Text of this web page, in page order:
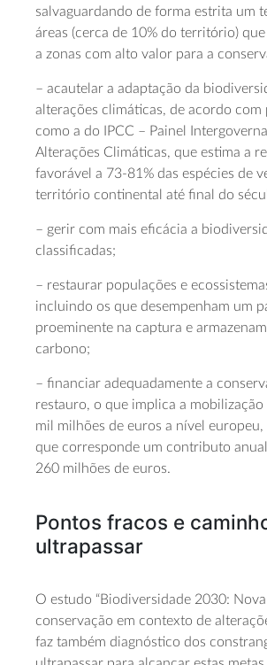
salvaguardando de forma estrita um
áreas (cerca de 10% do território)
a zonas com alto valor para a
– acautelar a adaptação da
alterações climáticas, de acordo com
como a do IPCC – Painel
Alterações Climáticas, que estima a
favorável a 73-81% das espécies de
território continental até final do
– gerir com mais eficácia a
classificadas;
– restaurar populações e
incluindo os que desempenham um
proeminente na captura e
carbono;
– financiar adequadamente a
restauro, o que implica a mobilização
mil milhões de euros a nível europeu,
que corresponde um contributo
260 milhões de euros.
Pontos fracos e
ultrapassar
O estudo “Biodiversidade 2030:
conservação em contexto de
faz também diagnóstico dos